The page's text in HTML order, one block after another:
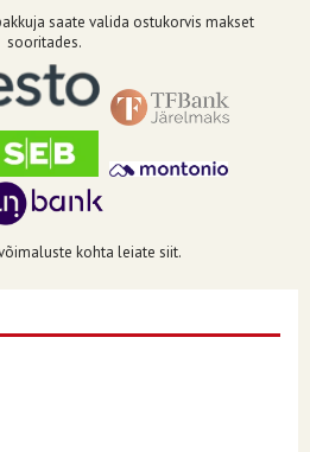
saate valida ostukorvis makset
sooritades.
kohta leiate siit.